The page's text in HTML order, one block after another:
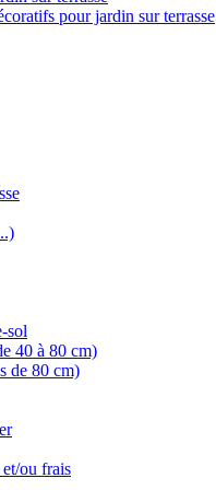
pour jardin sur terrasse
sol
40 à 80 cm)
de 80 cm)
ou frais